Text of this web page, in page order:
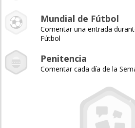
Mundial de Fútbol
Comentar una entrada
Fútbol
Penitencia
Comentar cada día de la